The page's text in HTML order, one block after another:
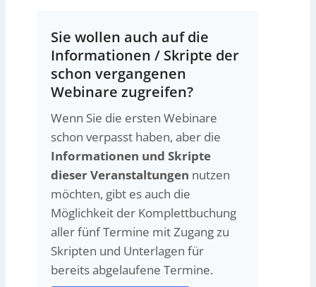
Sie wollen auch auf die
Informationen / Skripte der
schon vergangenen
Webinare zugreifen?
Wenn Sie die ersten Webinare
schon verpasst haben, aber die
Informationen und Skripte
dieser Veranstaltungen nutzen
möchten, gibt es auch die
Möglichkeit der Komplettbuchung
aller fünf Termine mit Zugang zu
Skripten und Unterlagen für
bereits abgelaufene Termine.